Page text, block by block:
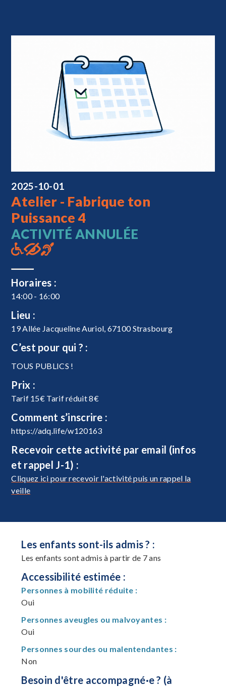
2025-10-01
Atelier - Fabrique ton
Puissance 4
ACTIVITÉ ANNULÉE
Horaires :
14:00 - 16:00
Lieu :
19 Allée Jacqueline Auriol, 67100 Strasbourg
C’est pour qui ? :
TOUS PUBLICS !
Prix :
Tarif 15€ Tarif réduit 8€
Comment s’inscrire :
https://adq.life/w120163
Recevoir cette activité par email (infos
et rappel J-1) :
Cliquez ici pour recevoir l'activité puis un rappel la
veille
Les enfants sont-ils admis ? :
Les enfants sont admis à partir de 7 ans
Accessibilité estimée :
Personnes à mobilité réduite :
Oui
Personnes aveugles ou malvoyantes :
Oui
Personnes sourdes ou malentendantes :
Non
Besoin d'être accompagné·e ? (à